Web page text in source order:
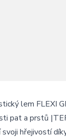
lem FLEXI
pat a prstů
hřejivostí